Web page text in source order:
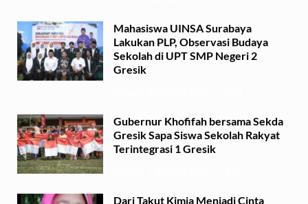
Mahasiswa UINSA Surabaya
Lakukan PLP, Observasi Budaya
Sekolah di UPT SMP Negeri 2
Gresik
Gubernur Khofifah bersama Sekda
Gresik Sapa Siswa Sekolah Rakyat
Terintegrasi 1 Gresik
Dari Takut Kimia Menjadi Cinta